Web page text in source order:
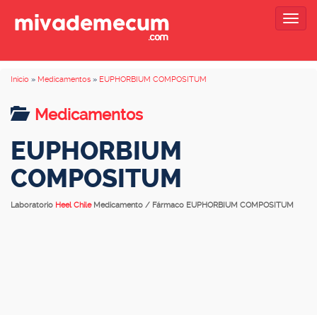
Inicio » Medicamentos » EUPHORBIUM COMPOSITUM
Medicamentos
EUPHORBIUM
COMPOSITUM
Laboratorio Heel Chile Medicamento / Fármaco EUPHORBIUM COMPOSITUM